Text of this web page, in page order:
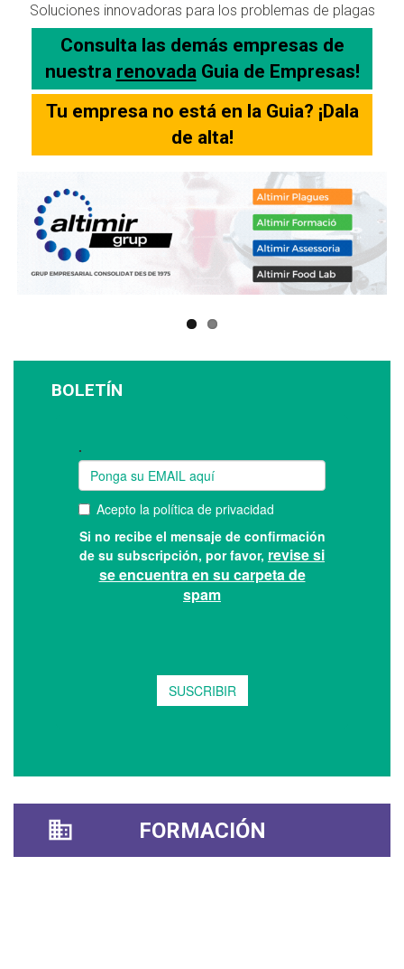
Soluciones innovadoras para los problemas de plagas
Consulta las demás empresas de
nuestra renovada Guia de Empresas!
Tu empresa no está en la Guia? ¡Dala
de alta!
BOLETÍN
FORMACIÓN